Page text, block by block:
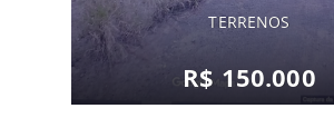
TERRENOS
R$ 150.000